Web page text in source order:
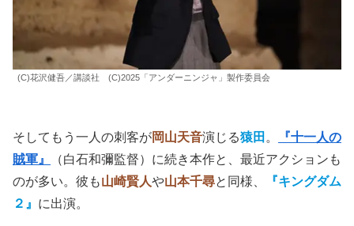
(C)花沢健吾／講談社 (C)2025「アンダーニンジャ」製作委員会
そしてもう一人の刺客が岡山天音演じる猿田 。
『十一人の
賊軍』
（白石和彌監督）に続き本作と、最近アクションも
のが多い。彼も山崎賢人や山本千尋と同様、
『キングダム
２』 に出演。